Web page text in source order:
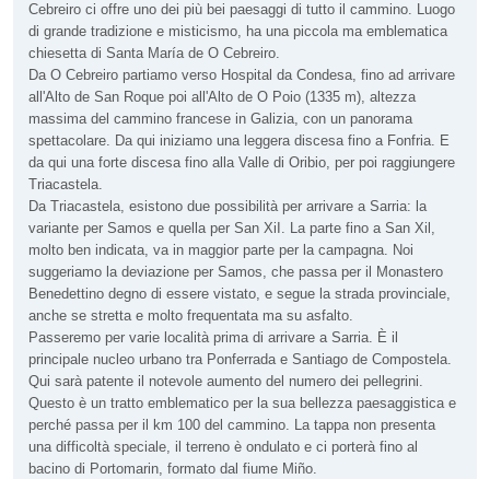
Cebreiro ci offre uno dei più bei paesaggi di tutto il cammino. Luogo
di grande tradizione e misticismo, ha una piccola ma emblematica
chiesetta di Santa María de O Cebreiro.
Da O Cebreiro partiamo verso Hospital da Condesa, fino ad arrivare
all'Alto de San Roque poi all'Alto de O Poio (1335 m), altezza
massima del cammino francese in Galizia, con un panorama
spettacolare. Da qui iniziamo una leggera discesa fino a Fonfria. E
da qui una forte discesa fino alla Valle di Oribio, per poi raggiungere
Triacastela.
Da Triacastela, esistono due possibilità per arrivare a Sarria: la
variante per Samos e quella per San XiI. La parte fino a San Xil,
molto ben indicata, va in maggior parte per la campagna. Noi
suggeriamo la deviazione per Samos, che passa per il Monastero
Benedettino degno di essere vistato, e segue la strada provinciale,
anche se stretta e molto frequentata ma su asfalto.
Passeremo per varie località prima di arrivare a Sarria. È il
principale nucleo urbano tra Ponferrada e Santiago de Compostela.
Qui sarà patente il notevole aumento del numero dei pellegrini.
Questo è un tratto emblematico per la sua bellezza paesaggistica e
perché passa per il km 100 del cammino. La tappa non presenta
una difficoltà speciale, il terreno è ondulato e ci porterà fino al
bacino di Portomarin, formato dal fiume Miño.